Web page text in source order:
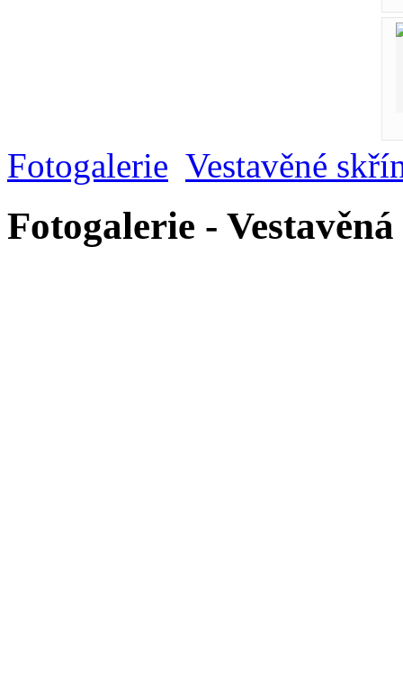
Fotogalerie Vestavěné
Fotogalerie -